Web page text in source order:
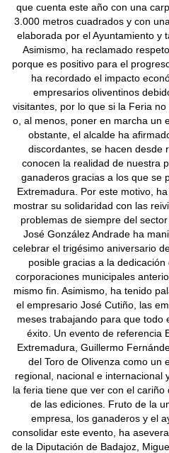
que cuenta este año con una
3.000 metros cuadrados y con
elaborada por el Ayuntamiento y
Asimismo, ha reclamado
porque es positivo para el
ha recordado el impacto
empresarios oliventinos
visitantes, por lo que si la Feria
o, al menos, poner en marcha un
obstante, el alcalde ha
discordantes, se hacen desde
conocen la realidad de nuestra
ganaderos gracias a los que se
Extremadura. Por este motivo,
mostrar su solidaridad con las
problemas de siempre del
José González Andrade ha
celebrar el trigésimo aniversario
posible gracias a la
corporaciones municipales
mismo fin. Asimismo, ha tenido
el empresario José Cutiño, las
meses trabajando para que todo
éxito. Un evento de referencia
Extremadura, Guillermo
del Toro de Olivenza como un
regional, nacional e internacional
la feria tiene que ver con el
de las ediciones. Fruto de la
empresa, los ganaderos y el
consolidar este evento, ha
de la Diputación de Badajoz,